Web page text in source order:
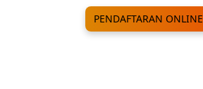
PENDAFTARAN ONLINE